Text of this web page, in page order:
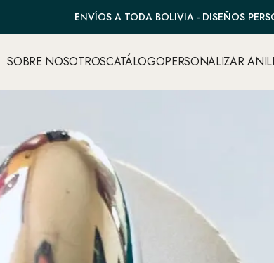
ENVÍOS A TODA BOLIVIA - DISEÑOS
SOBRE NOSOTROSCATÁLOGOPERSONALIZAR